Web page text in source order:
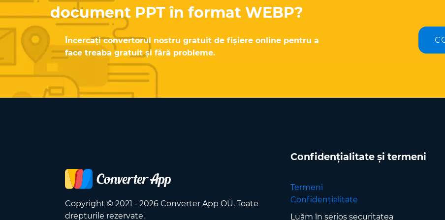
document PPT în format WEBP?
Încercați convertorul nostru gratuit de fișiere online pentru a
face treaba gratuit și fără probleme.
Copyright © 2021 - 2026 Converter App OÜ. Toate
drepturile rezervate.
Confidențialitate și termeni
Termeni
Confidențialitate
Luăm în serios securitatea